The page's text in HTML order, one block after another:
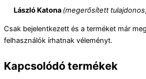
László Katona (megerősített
Csak bejelentkezett és a terméket már
felhasználók írhatnak véleményt.
Kapcsolódó termékek